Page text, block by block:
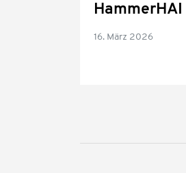
HammerHAI
16. März 2026